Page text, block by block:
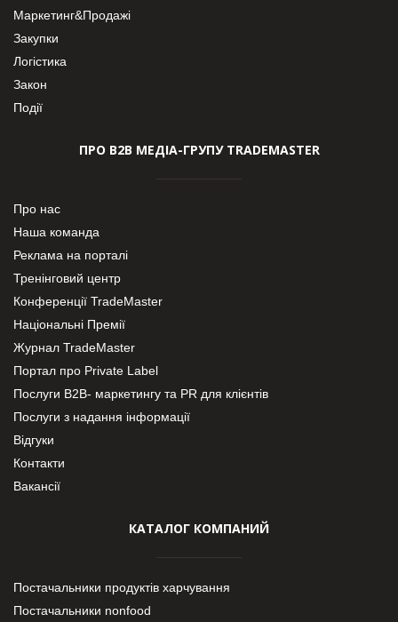
Маркетинг&Продажі
Закупки
Логістика
Закон
Події
ПРО В2В МЕДІА-ГРУПУ TRADEMASTER
Про нас
Наша команда
Реклама на порталі
Тренінговий центр
Конференції TradeMaster
Національні Премії
Журнал TradeMaster
Портал про Private Label
Послуги В2В- маркетингу та PR для клієнтів
Послуги з надання інформації
Відгуки
Контакти
Вакансії
КАТАЛОГ КОМПАНИЙ
Постачальники продуктів харчування
Постачальники nonfood